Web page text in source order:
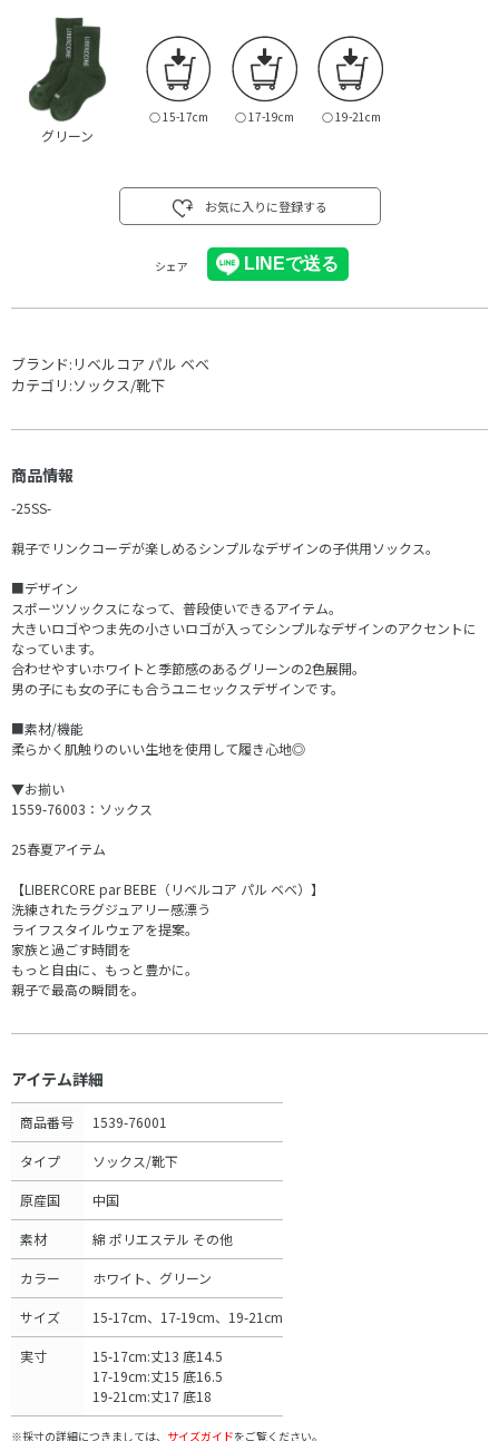
グリーン
○15-17cm ○17-19cm ○19-21cm
お気に入りに登録する
シェア
ブランド: リベルコア パル ベベ
カテゴリ:ソックス/靴下
商品情報
-25SS-
親子でリンクコーデが楽しめるシンプルなデザインの子供用ソックス。
■デザイン
スポーツソックスになって、普段使いできるアイテム。
大きいロゴやつま先の小さいロゴが入ってシンプルなデザインのアクセントに
なっています。
合わせやすいホワイトと季節感のあるグリーンの2色展開。
男の子にも女の子にも合うユニセックスデザインです。
■素材/機能
柔らかく肌触りのいい生地を使用して履き心地◎
▼お揃い
1559-76003：ソックス
25春夏アイテム
【LIBERCORE par BEBE（リベルコア パル ベベ）】
洗練されたラグジュアリー感漂う
ライフスタイルウェアを提案。
家族と過ごす時間を
もっと自由に、もっと豊かに。
親子で最高の瞬間を。
アイテム詳細
商品番号 1539-76001
タイプ ソックス/靴下
原産国 中国
素材 綿 ポリエステル その他
カラー ホワイト、グリーン
サイズ 15-17cm、17-19cm、19-21cm
実寸
15-17cm:丈13 底14.5
17-19cm:丈15 底16.5
19-21cm:丈17 底18
※採寸の詳細につきましては、 サイズガイドをご覧ください。